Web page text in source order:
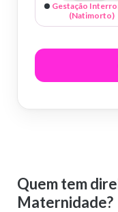
Gestação
(Natimorto)
Quem tem
Maternidade?